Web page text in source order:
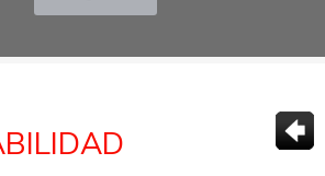
>CONDICIONES DE COMPRA